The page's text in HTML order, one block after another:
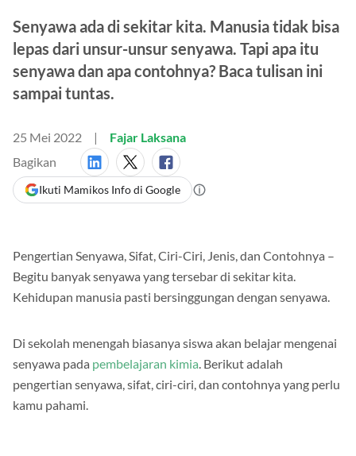
Senyawa ada di sekitar kita. Manusia tidak bisa
lepas dari unsur-unsur senyawa. Tapi apa itu
senyawa dan apa contohnya? Baca tulisan ini
sampai tuntas.
25 Mei 2022
Fajar Laksana
Bagikan
Ikuti Mamikos Info di Google
Pengertian Senyawa, Sifat, Ciri-Ciri, Jenis, dan Contohnya –
Begitu banyak senyawa yang tersebar di sekitar kita.
Kehidupan manusia pasti bersinggungan dengan senyawa.
Di sekolah menengah biasanya siswa akan belajar mengenai
senyawa pada pembelajaran kimia. Berikut adalah
pengertian senyawa, sifat, ciri-ciri, dan contohnya yang perlu
kamu pahami.